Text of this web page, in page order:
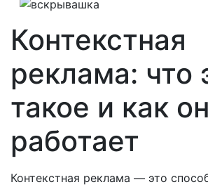
Контекстная
реклама: что
такое и как
работает
Контекстная реклама — это